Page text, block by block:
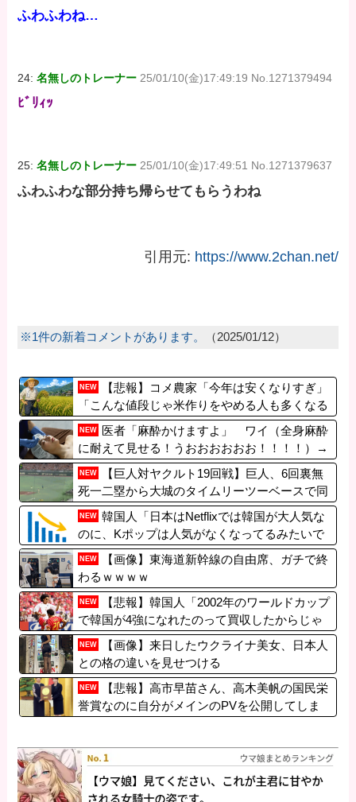
ふわふわね…
24:名無しのトレーナー 25/01/10(金)17:49:19 No.1271379494
ﾋﾞﾘｨｯ
25:名無しのトレーナー 25/01/10(金)17:49:51 No.1271379637
ふわふわな部分持ち帰らせてもらうわね
引用元: https://www.2chan.net/
※1件の新着コメントがあります。 （2025/01/12）
NEW
【悲報】コメ農家「今年は安くなりすぎ」
「こんな値段じゃ米作りをやめる人も多くなる
んじゃないかな?」
NEW
医者「麻酔かけますよ」 ワイ（全身麻酔
に耐えて見せる！うおおおおおお！！！！）→
NEW
【巨人対ヤクルト19回戦】巨人、6回裏無
死一二塁から大城のタイムリーツーベースで同
点に追いつく！！！！！！！！！！！
NEW 韓国人「日本はNetflixでは韓国が大人気な
のに、Kポップは人気がなくなってるみたいで
す…」
NEW
【画像】東海道新幹線の自由席、ガチで終
わるｗｗｗｗ
NEW
【悲報】韓国人「2002年のワールドカップ
で韓国が4強になれたのって買収したからじゃ
ないの?」
NEW
【画像】来日したウクライナ美女、日本人
との格の違いを見せつける
NEW
【悲報】高市早苗さん、高木美帆の国民栄
誉賞なのに自分がメインのPVを公開してしま